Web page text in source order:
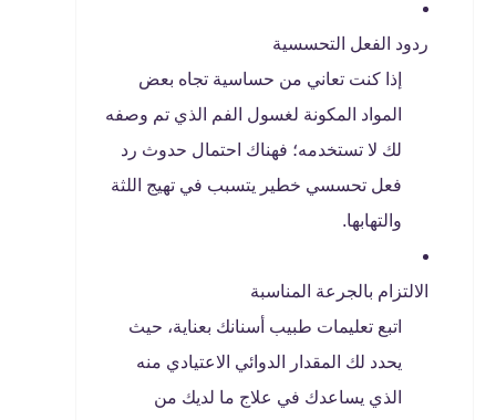
ردود الفعل التحسسية
إذا كنت تعاني من حساسية تجاه بعض
المواد المكونة لغسول الفم الذي تم وصفه
لك لا تستخدمه؛ فهناك احتمال حدوث رد
فعل تحسسي خطير يتسبب في تهيج اللثة
والتهابها.
الالتزام بالجرعة المناسبة
اتبع تعليمات طبيب أسنانك بعناية، حيث
يحدد لك المقدار الدوائي الاعتيادي منه
الذي يساعدك في علاج ما لديك من